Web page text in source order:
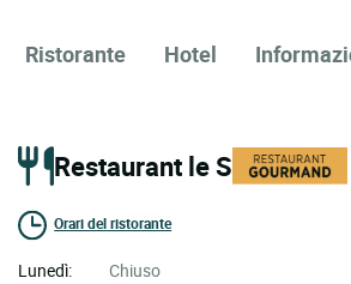
Ristorante Hotel
Restaurant le S
Orari del ristorante
Lunedì:
Chiuso